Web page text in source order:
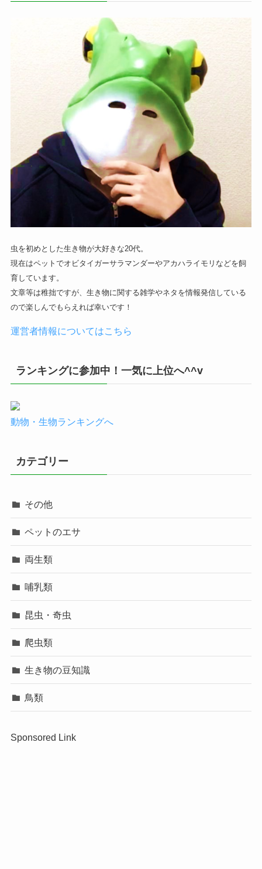
虫を初めとした生き物が大好きな20代。
現在はペットでオビタイガーサラマンダーやアカハライモリなどを飼
育しています。
文章等は稚拙ですが、生き物に関する雑学やネタを情報発信している
ので楽しんでもらえれば幸いです！
運営者情報についてはこちら
ランキングに参加中！一気に上位へ^^v
動物・生物ランキングへ
カテゴリー
その他
ペットのエサ
両生類
哺乳類
昆虫・奇虫
爬虫類
生き物の豆知識
鳥類
Sponsored Link